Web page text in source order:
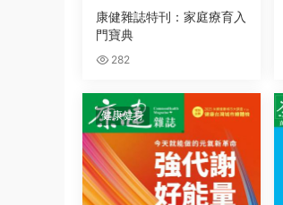
康健雜誌特刊：家庭療育入
門寶典
282
健康健身